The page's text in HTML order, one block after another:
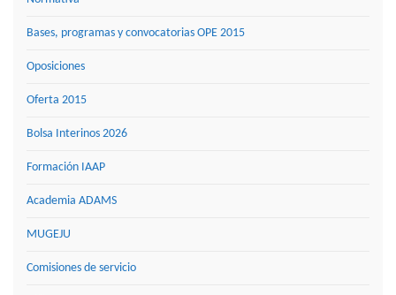
Bases, programas y convocatorias OPE 2015
Oposiciones
Oferta 2015
Bolsa Interinos 2026
Formación IAAP
Academia ADAMS
MUGEJU
Comisiones de servicio